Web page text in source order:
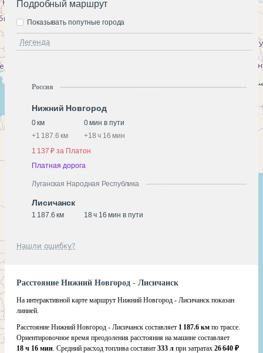
Подробный маршрут
Легенда
Показывать попутные города
Россия
Нижний Новгород
0 км
0 мин в пути
+1 187.6 км +18 ч 16 мин
1 137 ₽ за Платон
Платная дорога
Луганская Народная Республика
Лисичанск
1 187.6 км 18 ч 16 мин в пути
Нашли ошибку?
Расстояние Нижний Новгород - Лисичанск
На интерактивной карте маршрут Нижний Новгород - Лисичанск показан
линией.
Расстояние Нижний Новгород - Лисичанск составляет 1 187.6 км по трассе.
Ориентировочное время преодоления расстояния на машине составляет
18 ч 16 мин. Средний расход топлива составит 333 л при затратах 26 640 ₽